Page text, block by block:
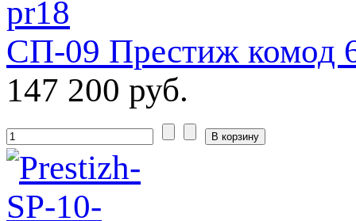
СП-09 Престиж комод
147 200 руб.